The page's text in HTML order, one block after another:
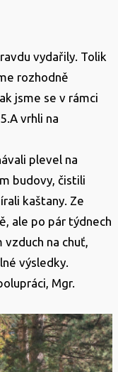
vydařily. Tolik
rozhodně
jsme se v rámci
vrhli na
plevel na
budovy, čistili
kaštany. Ze
ale po pár týdnech
na chuť,
výsledky.
Mgr.